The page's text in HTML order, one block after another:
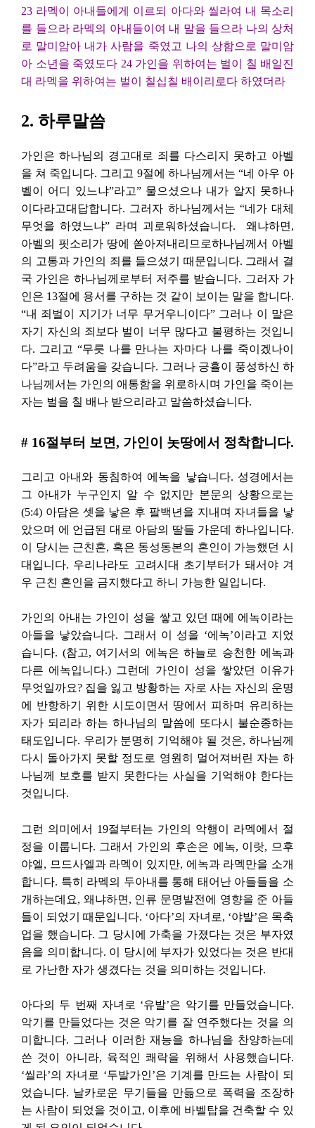
23 라멕이 아내들에게 이르되 아다와 씰라여 내 목소리
를 들으라 라멕의 아내들이여 내 말을 들으라 나의 상처
로 말미암아 내가 사람을 죽였고 나의 상함으로 말미암
아 소년을 죽였도다 24 가인을 위하여는 벌이 칠 배일진
대 라멕을 위하여는 벌이 칠십칠 배이리로다 하였더라
2. 하루말씀
가인은 하나님의 경고대로 죄를 다스리지 못하고 아벨
을 쳐 죽입니다. 그리고 9절에 하나님께서는 “네 아우 아
벨이 어디 있느냐”라고” 물으셨으나 내가 알지 못하나
이다라고대답합니다. 그러자 하나님께서는 “네가 대체
무엇을 하였느냐” 라며 괴로워하셨습니다. 왜냐하면,
아벨의 핏소리가 땅에 쏟아져내리므로하나님께서 아벨
의 고통과 가인의 죄를 들으셨기 때문입니다. 그래서 결
국 가인은 하나님께로부터 저주를 받습니다. 그러자 가
인은 13절에 용서를 구하는 것 같이 보이는 말을 합니다.
“내 죄벌이 지기가 너무 무거우니이다” 그러나 이 말은
자기 자신의 죄보다 벌이 너무 많다고 불평하는 것입니
다. 그리고 “무릇 나를 만나는 자마다 나를 죽이겠나이
다”라고 두려움을 갖습니다. 그러나 긍휼이 풍성하신 하
나님께서는 가인의 애통함을 위로하시며 가인을 죽이는
자는 벌을 칠 배나 받으리라고 말씀하셨습니다.
# 16절부터 보면, 가인이 놋땅에서 정착합니다.
그리고 아내와 동침하여 에녹을 낳습니다. 성경에서는
그 아내가 누구인지 알 수 없지만 본문의 상황으로는
(5:4) 아담은 셋을 낳은 후 팔백년을 지내며 자녀들을 낳
았으며 에 언급된 대로 아담의 딸들 가운데 하나입니다.
이 당시는 근친혼, 혹은 동성동본의 혼인이 가능했던 시
대입니다. 우리나라도 고려시대 초기부터가 돼서야 겨
우 근친 혼인을 금지했다고 하니 가능한 일입니다.
가인의 아내는 가인이 성을 쌓고 있던 때에 에녹이라는
아들을 낳았습니다. 그래서 이 성을 ‘에녹’이라고 지었
습니다. (참고, 여기서의 에녹은 하늘로 승천한 에녹과
다른 에녹입니다.) 그런데 가인이 성을 쌓았던 이유가
무엇일까요? 집을 잃고 방황하는 자로 사는 자신의 운명
에 반항하기 위한 시도이면서 땅에서 피하며 유리하는
자가 되리라 하는 하나님의 말씀에 또다시 불순종하는
태도입니다. 우리가 분명히 기억해야 될 것은, 하나님께
다시 돌아가지 못할 정도로 영원히 멀어져버린 자는 하
나님께 보호를 받지 못한다는 사실을 기억해야 한다는
것입니다.
그런 의미에서 19절부터는 가인의 악행이 라멕에서 절
정을 이룹니다. 그래서 가인의 후손은 에녹, 이랏, 므후
야엘, 므드사엘과 라멕이 있지만, 에녹과 라멕만을 소개
합니다. 특히 라멕의 두아내를 통해 태어난 아들들을 소
개하는데요, 왜냐하면, 인류 문명발전에 영향을 준 아들
들이 되었기 때문입니다. ‘아다’의 자녀로, ‘야발’은 목축
업을 했습니다. 그 당시에 가축을 가졌다는 것은 부자였
음을 의미합니다. 이 당시에 부자가 있었다는 것은 반대
로 가난한 자가 생겼다는 것을 의미하는 것입니다.
아다의 두 번째 자녀로 ‘유발’은 악기를 만들었습니다.
악기를 만들었다는 것은 악기를 잘 연주했다는 것을 의
미합니다. 그러나 이러한 재능을 하나님을 찬양하는데
쓴 것이 아니라, 육적인 쾌락을 위해서 사용했습니다.
‘씰라’의 자녀로 ‘두발가인’은 기계를 만드는 사람이 되
었습니다. 날카로운 무기들을 만듦으로 폭력을 조장하
는 사람이 되었을 것이고, 이후에 바벨탑을 건축할 수 있